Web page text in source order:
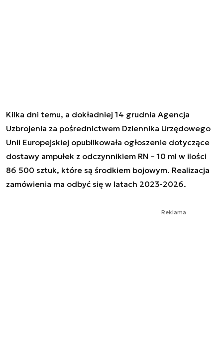
Kilka dni temu, a dokładniej 14 grudnia Agencja
Uzbrojenia za pośrednictwem Dziennika Urzędowego
Unii Europejskiej opublikowała ogłoszenie dotyczące
dostawy ampułek z odczynnikiem RN – 10 ml w ilości
86 500 sztuk, które są środkiem bojowym. Realizacja
zamówienia ma odbyć się w latach 2023-2026.
Reklama